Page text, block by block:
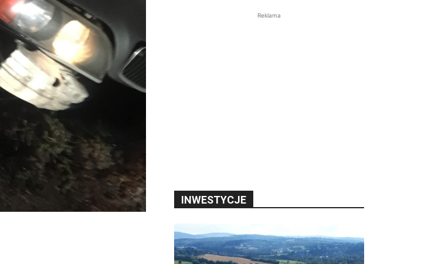
Reklama
INWESTYCJE